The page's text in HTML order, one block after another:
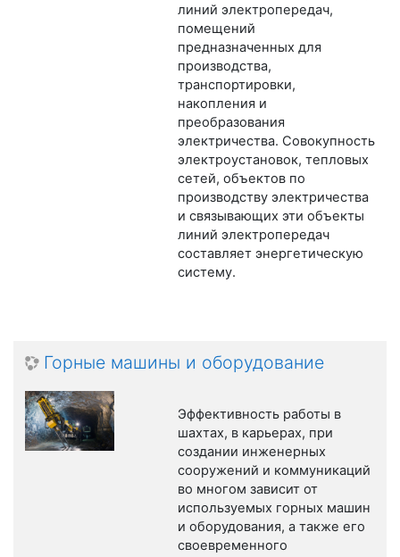
линий электропередач,
помещений
предназначенных для
производства,
транспортировки,
накопления и
преобразования
электричества. Совокупность
электроустановок, тепловых
сетей, объектов по
производству электричества
и связывающих эти объекты
линий электропередач
составляет энергетическую
систему.
Горные машины и оборудование
Эффективность работы в
шахтах, в карьерах, при
создании инженерных
сооружений и коммуникаций
во многом зависит от
используемых горных машин
и оборудования, а также его
своевременного